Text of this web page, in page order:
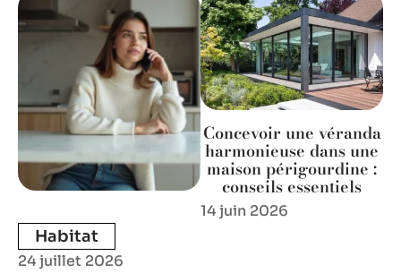
Habitat
24 juillet 2026
Concevoir une véranda
harmonieuse dans une
maison périgourdine :
conseils essentiels
14 juin 2026